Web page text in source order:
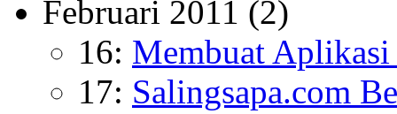
Februari 2011 (2)
16: Membuat
17: Salingsapa.com